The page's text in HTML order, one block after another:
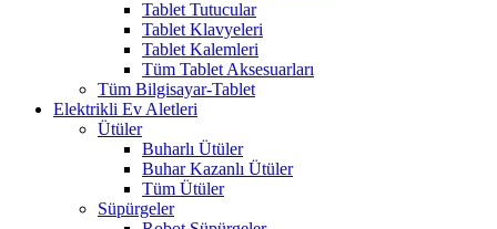
Tablet Tutucular
Tablet Klavyeleri
Tablet Kalemleri
Tüm Tablet Aksesuarları
Tüm Bilgisayar-Tablet
Elektrikli Ev Aletleri
Ütüler
Buharlı Ütüler
Buhar Kazanlı Ütüler
Tüm Ütüler
Süpürgeler